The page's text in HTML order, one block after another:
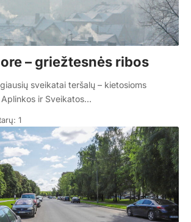
– griežtesnės ribos
sveikatai teršalų – kietosioms
ir Sveikatos…
1